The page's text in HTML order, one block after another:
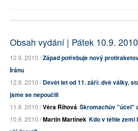
Obsah vydání | Pátek 10.9. 2010
12.9. 2010 /Západ potřebuje nový
Íránu
12.9. 2010 /Devět let od 11. září: dvě války,
jsme se nepoučili
11.9. 2010 /Věra Říhová Škromachův "účel"
10.9. 2010 /Martin Martínek Kdo v téhle zemi